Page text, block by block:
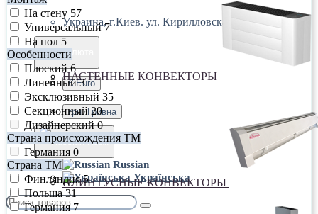
Украина, г.Киев. ул. Кирилловская,160А
грн. Валюта
€ Euro
грн. Гривна
Язык
Russian
Українська
НАСТЕННЫЕ КОНВЕКТОРЫ
ПЛИНТУСНЫЕ КОНВЕКТОРЫ
На стену 57
Универсальный 7
На пол 5
Особенности
Плоский 6
Линейный 3
Эксклюзивный 35
Секционный 20
Дизайнерский 0
Страна происхождения ТМ
Германия 0
Страна ТМ
Финляндия 5
Польша 31
Германия 7